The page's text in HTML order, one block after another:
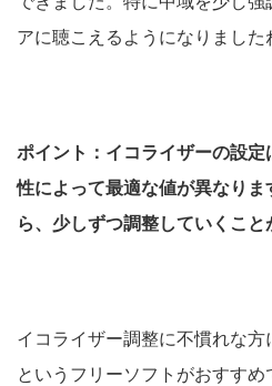
アに聴こえるようになりました
ポイント：イコライザーの設
性によって最適な値が異なり
ら、少しずつ調整していくこと
イコライザー調整に不慣れな方
というフリーソフトがおすす